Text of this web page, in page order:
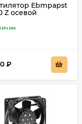
Ebmpapst
Z осевой